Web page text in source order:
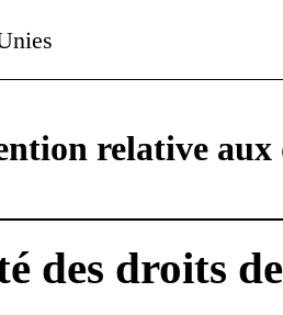
relative aux
des droits